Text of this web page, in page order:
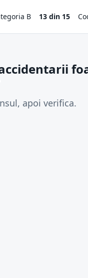
B 13 din 15
apoi verifica.